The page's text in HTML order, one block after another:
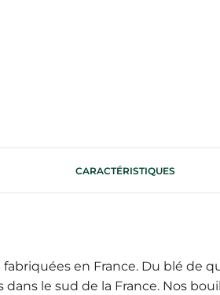
CARACTÉRISTIQUES
en France. Du blé de
le sud de la France. Nos